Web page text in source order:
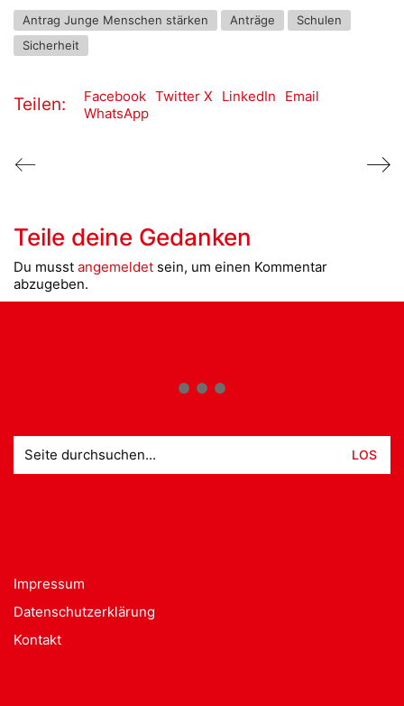
Antrag Junge Menschen stärken Anträge
Schulen
Sicherheit
Teilen: Facebook Twitter X LinkedIn
Email
WhatsApp
Teile deine Gedanken
Du musst angemeldet sein, um einen Kommentar
abzugeben.
nach:
Impressum
Datenschutzerklärung
Kontakt